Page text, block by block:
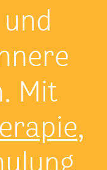
Mit
,